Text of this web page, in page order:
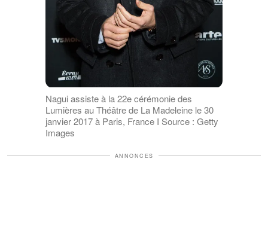
Nagui assiste à la 22e cérémonie des
Lumières au Théâtre de La Madeleine le 30
janvier 2017 à Paris, France I Source : Getty
Images
ANNONCES